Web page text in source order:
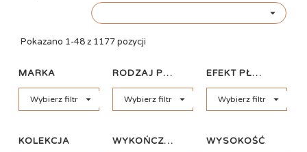

Pokazano 1-48 z 1177 pozycji
MARKA
Wybierz filtr 
RODZAJ PŁYTKI
Wybierz filtr 
EFEKT PŁYTKI
Wybierz filtr 
KOLEKCJA WYKOŃCZENIE WYSOKOŚĆ